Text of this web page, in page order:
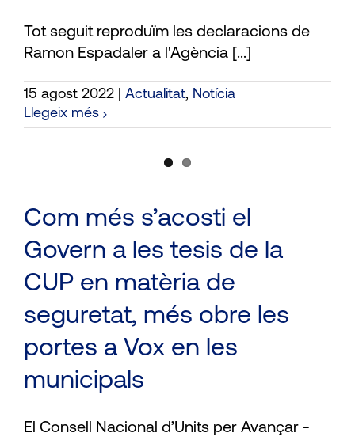
Tot seguit reproduïm les declaracions de
Ramon Espadaler a l'Agència [...]
15 agost 2022 Actualitat, Notícia
Llegeix més
Com més s’acosti el
Govern a les tesis de la
CUP en matèria de
seguretat, més obre les
portes a Vox en les
municipals
El Consell Nacional d’Units per Avançar -